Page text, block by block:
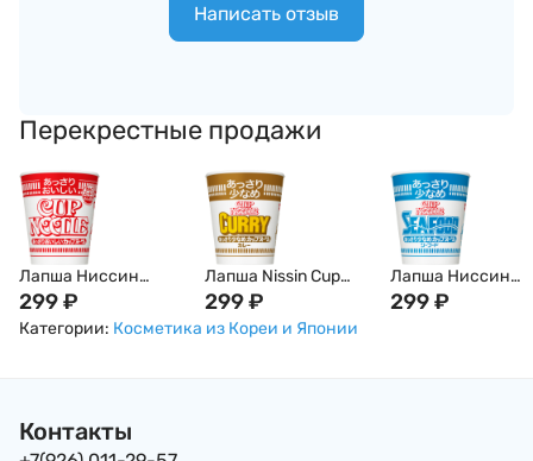
Написать отзыв
Перекрестные продажи
Лапша Ниссин
Nissin Cup Noodle с
Креветками, 57г,
Япония
299₽
Лапша Nissin Cup
Noodle карри, 70г,
Япония
299₽
Лапша Ниссин
Nissin Cup Noodle
299₽
Категории: Косметика из Кореи и Японии
Контакты